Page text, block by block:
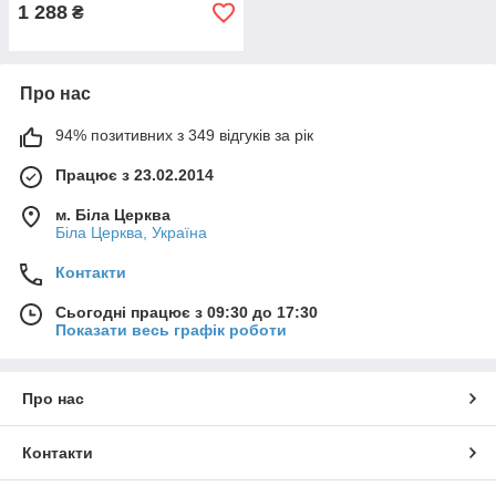
1 288 ₴
Про нас
94% позитивних з 349 відгуків за рік
Працює з 23.02.2014
м. Біла Церква
Біла Церква, Україна
Контакти
Сьогодні працює з 09:30 до 17:30
Показати весь графік роботи
Про нас
Контакти